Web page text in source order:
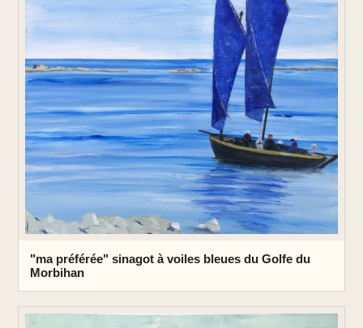
"ma préférée" sinagot à voiles bleues du Golfe du
Morbihan